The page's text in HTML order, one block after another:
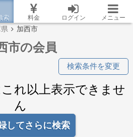
索 料金 ログイン メニュー
加西市
市の会員
検索条件を変更
れ以上表示できませ
ん
してさらに検索